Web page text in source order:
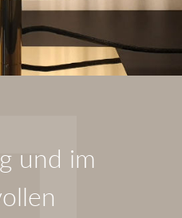
und im